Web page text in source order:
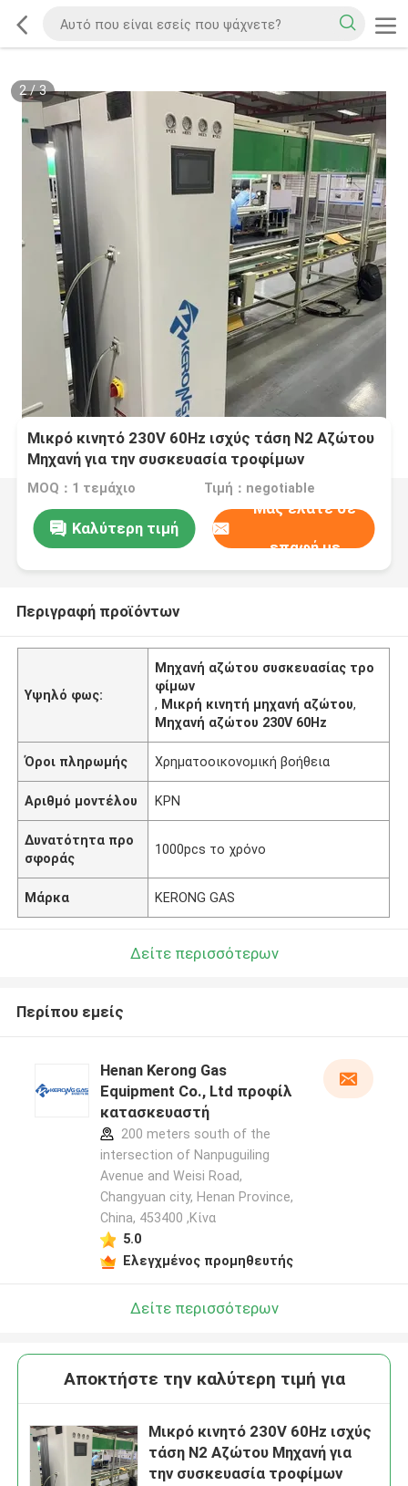
2/3
Μικρό κινητό 230V 60Hz ισχύς τάση N2 Αζώτου
Μηχανή για την συσκευασία τροφίμων
MOQ：1 τεμάχιο Τιμή：negotiable
Καλύτερη τιμή
Μας ελάτε σε
επαφή με
Περιγραφή προϊόντων
Υψηλό φως:
Μηχανή αζώτου συσκευασίας τρο
φίμων
, Μικρή κινητή μηχανή αζώτου,
Μηχανή αζώτου 230V 60Hz
Όροι πληρωμής Χρηματοοικονομική βοήθεια
Αριθμό μοντέλου ΚΡΝ
Δυνατότητα προ
σφοράς
1000pcs το χρόνο
Μάρκα KERONG GAS
Δείτε περισσότερων
Περίπου εμείς
Henan Kerong Gas
Equipment Co., Ltd προφίλ
κατασκευαστή
200 meters south of the
intersection of Nanpuguiling
Avenue and Weisi Road,
Changyuan city, Henan Province,
China, 453400 ,Κίνα
5.0
Ελεγχμένος προμηθευτής
Δείτε περισσότερων
Αποκτήστε την καλύτερη τιμή για
Μικρό κινητό 230V 60Hz ισχύς
τάση N2 Αζώτου Μηχανή για
την συσκευασία τροφίμων